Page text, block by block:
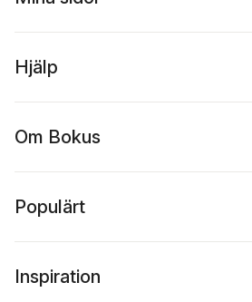
Hjälp
Om Bokus
Populärt
Inspiration